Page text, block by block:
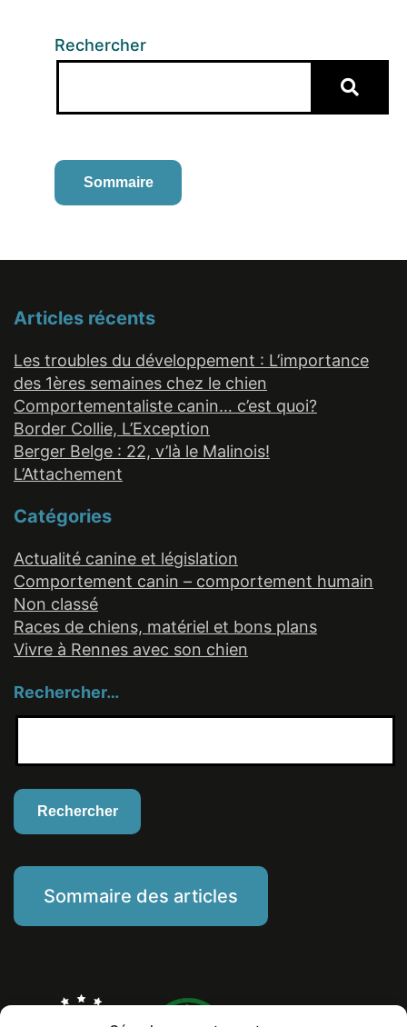
Rechercher
Sommaire
Articles récents
Les troubles du développement : L’importance
des 1ères semaines chez le chien
Comportementaliste canin… c’est quoi?
Border Collie, L’Exception
Berger Belge : 22, v’là le Malinois!
L’Attachement
Catégories
Actualité canine et législation
Comportement canin – comportement humain
Non classé
Races de chiens, matériel et bons plans
Vivre à Rennes avec son chien
Rechercher…
Sommaire des articles